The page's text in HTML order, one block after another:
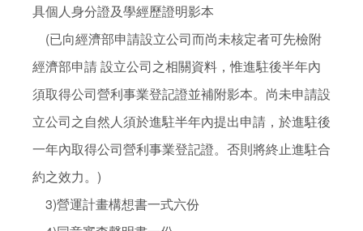
具個人身分證及學經歷證明影本
經濟部申請 設立公司之相關資料，惟進駐後半年內
須取得公司營利事業登記證並補附影本。尚未申請設
立公司之自然人須於進駐半年內提出申請，於進駐後
一年內取得公司營利事業登記證。否則將終止進駐合
約之效力。)